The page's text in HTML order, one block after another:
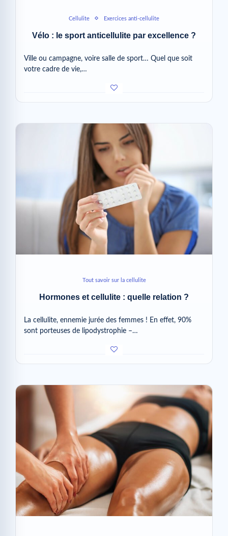
Cellulite Exercices anti-cellulite
Vélo : le sport anticellulite par excellence ?
Ville ou campagne, voire salle de sport… Quel que soit
votre cadre de vie,…
Tout savoir sur la cellulite
Hormones et cellulite : quelle relation ?
La cellulite, ennemie jurée des femmes ! En effet, 90%
sont porteuses de lipodystrophie –…